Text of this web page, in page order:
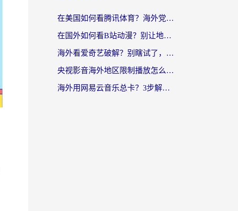
在美国如何看腾讯体育？海外党解锁NBA欧洲杯直播的终极攻略
在国外如何看B站动漫？别让地区限制打断你的追番节奏
海外看爱奇艺破解？别瞎试了，这才是留学生华人追剧看球的正确打开方式
央视影音海外地区限制播放怎么办？海外党亲测有效的回国加速指南
海外用网易云音乐总卡？3步解决版权限制+卡顿，还能听喜马拉雅！